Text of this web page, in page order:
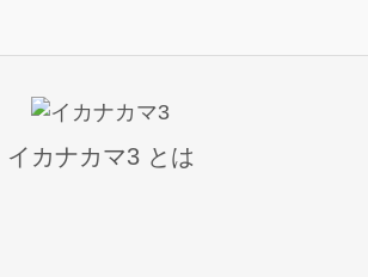
イカナカマ3 とは